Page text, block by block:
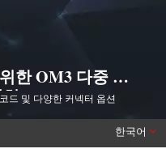
한 OM3 다중 모
코드
드 및 다양한 커넥터 옵션
한국어